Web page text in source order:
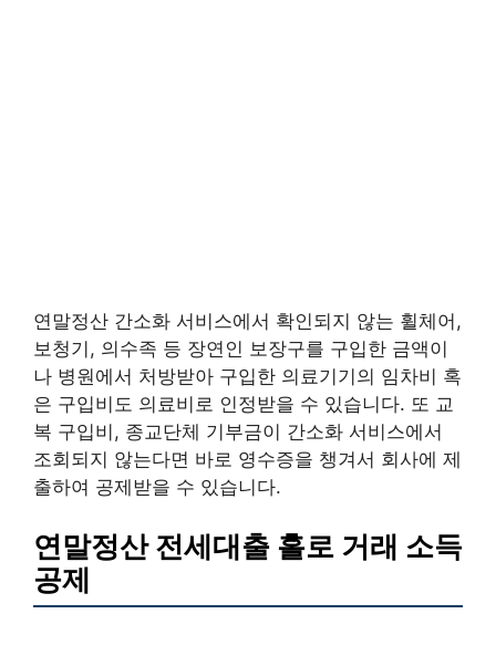
연말정산 간소화 서비스에서 확인되지 않는 휠체어,
보청기, 의수족 등 장연인 보장구를 구입한 금액이
나 병원에서 처방받아 구입한 의료기기의 임차비 혹
은 구입비도 의료비로 인정받을 수 있습니다. 또 교
복 구입비, 종교단체 기부금이 간소화 서비스에서
조회되지 않는다면 바로 영수증을 챙겨서 회사에 제
출하여 공제받을 수 있습니다.
연말정산 전세대출 홀로 거래 소득
공제